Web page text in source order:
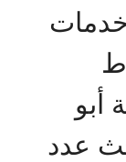
أبو
عدد